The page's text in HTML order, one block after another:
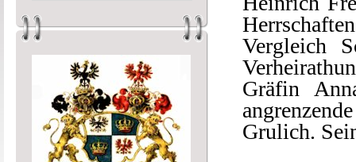
Vergleich
Gräfin
Grulich.